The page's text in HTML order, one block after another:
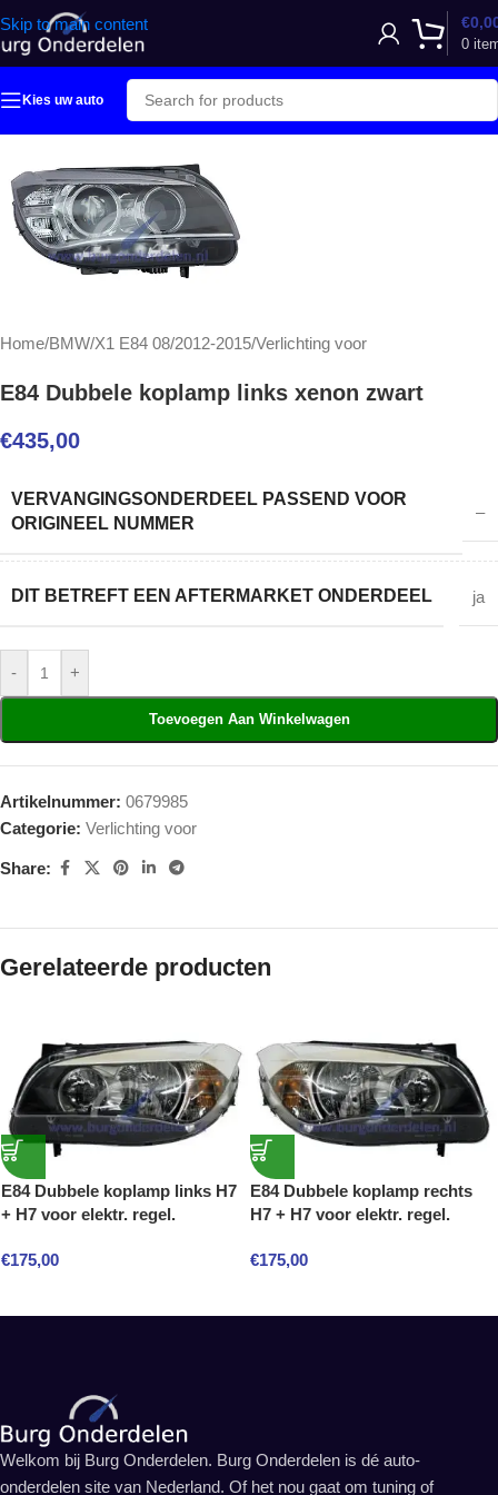
Skip to main content
0
€
Kies uw auto
Home/BMW/X1 E84 08/2012-2015/Verlichting voor
E84 Dubbele koplamp links xenon zwart
€435,00
VERVANGINGSONDERDEEL PASSEND VOOR
ORIGINEEL NUMMER
–
DIT BETREFT EEN AFTERMARKET ONDERDEEL ja
- +
Toevoegen Aan Winkelwagen
Artikelnummer: 0679985
Categorie: Verlichting voor
Share:
Gerelateerde producten
E84 Dubbele koplamp links H7
+ H7 voor elektr. regel.
€175,00
E84 Dubbele koplamp rechts
H7 + H7 voor elektr. regel.
€175,00
Welkom bij Burg Onderdelen. Burg Onderdelen is dé auto-
onderdelen site van Nederland. Of het nou gaat om tuning of